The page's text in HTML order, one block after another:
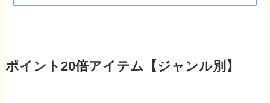
ポイント20倍アイテム【ジャンル別】